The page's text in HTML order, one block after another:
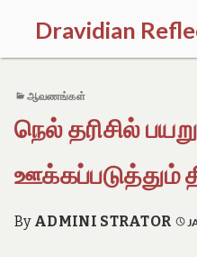
Dravidian
P
s
t
,
r
e
e
ஆவணங்கள்
நெல் தரிசில்
ஊக்கப்படுத்தும்
By ADMINI STRATOR